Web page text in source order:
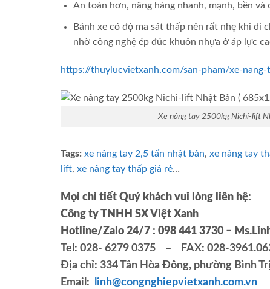
An toàn hơn, nâng hàng nhanh, mạnh, bền và
Bánh xe có độ ma sát thấp nên rất nhẹ khi
nhờ công nghệ ép đúc khuôn nhựa ở áp lực
https://thuylucvietxanh.com/san-pham/xe-
Xe nâng tay 2500kg Nichi-lift
Tags: xe nâng tay 2,5 tấn nhật bản, xe nâng tay
lift, xe nâng tay thấp giá rẻ…
Mọi chi tiết Quý khách vui lòng liên hệ:
Công ty TNHH SX Việt Xanh
Hotline/Zalo 24/7 : 098 441 3730 –
Tel: 028- 6279 0375 – FAX: 028-
Địa chỉ: 334 Tân Hòa Đông, phường Bình
Email:
linh@congnghiepvietxanh.com.vn